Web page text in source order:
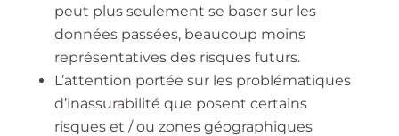
peut plus seulement se baser sur les
données passées, beaucoup moins
représentatives des risques futurs.
L’attention portée sur les problématiques
d’inassurabilité que posent certains
risques et / ou zones géographiques